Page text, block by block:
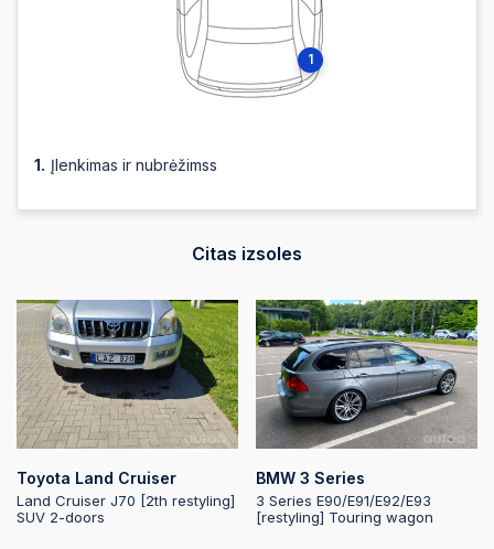
1
Įlenkimas ir nubrėžimss
Citas izsoles
Toyota Land Cruiser
Land Cruiser J70 [2th restyling]
SUV 2-doors
BMW 3 Series
3 Series E90/E91/E92/E93
[restyling] Touring wagon